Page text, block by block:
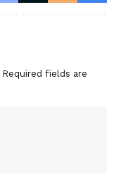
Required fields are